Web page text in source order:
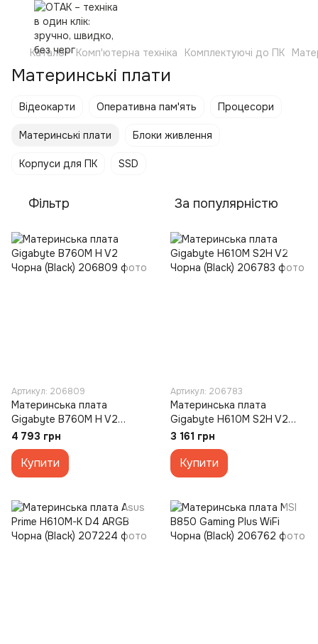
Каталог Комп'ютерна техніка Комплектуючі до ПК
Материнські плати
Відеокарти Оперативна пам'ять Процесори
Материнські плати Блоки живлення
Корпуси для ПК SSD
Фільтр За популярністю
Артикул: 206809
Материнська плата
Gigabyte B760M H V2
Чорна (Black)
4 793 грн
Купити
Артикул: 206783
Материнська плата
Gigabyte H610M S2H V2
Чорна (Black)
3 161 грн
Купити